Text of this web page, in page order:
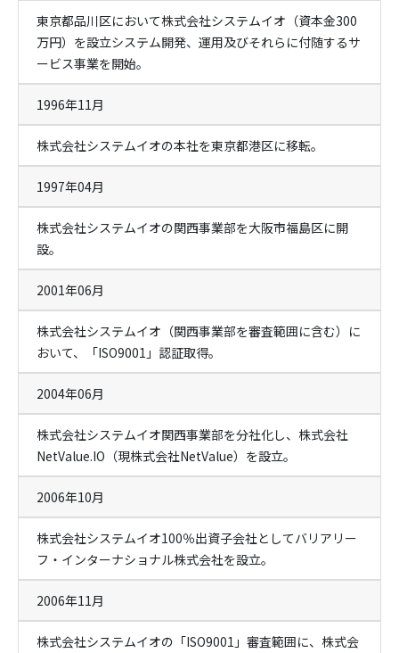
東京都品川区において株式会社システムイオ（資本金300
万円）を設立システム開発、運用及びそれらに付随するサ
ービス事業を開始。
1996年11月
株式会社システムイオの本社を東京都港区に移転。
1997年04月
株式会社システムイオの関西事業部を大阪市福島区に開
設。
2001年06月
株式会社システムイオ（関西事業部を審査範囲に含む）に
おいて、「ISO9001」認証取得。
2004年06月
株式会社システムイオ関西事業部を分社化し、株式会社
NetValue.IO（現株式会社NetValue）を設立。
2006年10月
株式会社システムイオ100％出資子会社としてバリアリー
フ・インターナショナル株式会社を設立。
2006年11月
株式会社システムイオの「ISO9001」審査範囲に、株式会